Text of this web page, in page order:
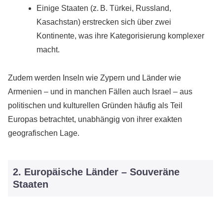
Einige Staaten (z. B. Türkei, Russland,
Kasachstan) erstrecken sich über zwei
Kontinente, was ihre Kategorisierung komplexer
macht.
Zudem werden Inseln wie Zypern und Länder wie
Armenien – und in manchen Fällen auch Israel – aus
politischen und kulturellen Gründen häufig als Teil
Europas betrachtet, unabhängig von ihrer exakten
geografischen Lage.
2. Europäische Länder – Souveräne
Staaten